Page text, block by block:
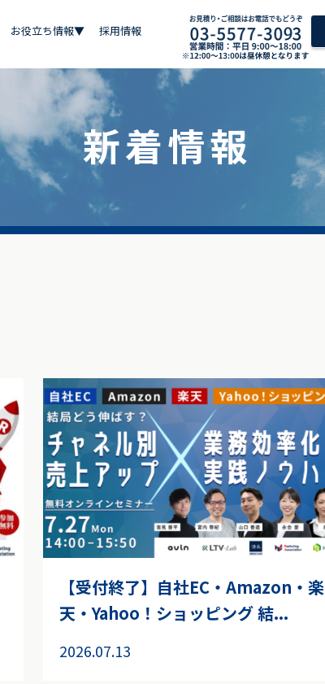
お役立ち情報▼ 採用情報
新着情報
【受付終了】自社EC・Amazon・楽
天・Yahoo！ショッピング 結...
2026.07.13